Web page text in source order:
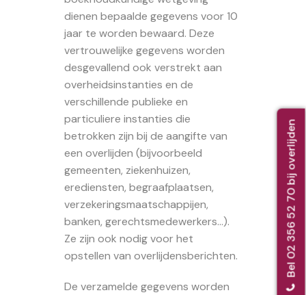
Bel 02 356 52 70 bij overlijden
dienen bepaalde gegevens voor 10
jaar te worden bewaard. Deze
vertrouwelijke gegevens worden
desgevallend ook verstrekt aan
overheidsinstanties en de
verschillende publieke en
particuliere instanties die
betrokken zijn bij de aangifte van
een overlijden (bijvoorbeeld
gemeenten, ziekenhuizen,
erediensten, begraafplaatsen,
verzekeringsmaatschappijen,
banken, gerechtsmedewerkers…).
Ze zijn ook nodig voor het
opstellen van overlijdensberichten.
De verzamelde gegevens worden